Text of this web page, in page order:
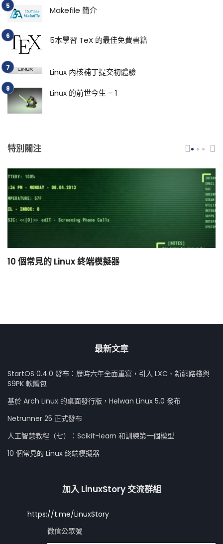
Makefile 簡介
5本學習 TeX 的最佳免費書籍
Linux 內核補丁提交初體驗
Linux 的前世今生 – 1
特別關注
10 個常見的 Linux 終端模擬器
最新文章
StartOS 0.4.0 發布：歷時六年全面重寫，引入 LXC、新網路棧與
S9PK 軟體包
基於 Arch Linux 的桌面發行版，Helwan Linux 5.0 發布
Netrunner 25 正式發布
人工智慧教程（七）：Scikit-learn 和訓練第一個模型
10 個常見的 Linux 終端模擬器
加入 LinuxStory 交流群組
https://t.me/LinuxStory
微信公眾號